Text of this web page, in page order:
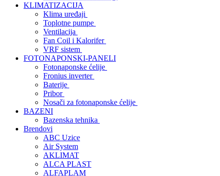
KLIMATIZACIJA
Klima uređaji
Toplotne pumpe
Ventilacija
Fan Coil i Kalorifer
VRF sistem
FOTONAPONSKI-PANELI
Fotonaponske ćelije
Fronius inverter
Baterije
Pribor
Nosači za fotonaponske ćelije
BAZENI
Bazenska tehnika
Brendovi
ABC Uzice
Air System
AKLIMAT
ALCA PLAST
ALFAPLAM